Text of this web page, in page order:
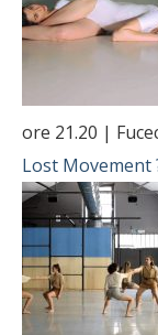
ore 21.20 |
Lost Movement